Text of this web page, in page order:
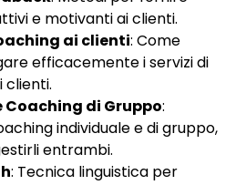
e motivanti ai clienti.
ai clienti: Come
efficacemente i servizi di
clienti.
Coaching di Gruppo:
individuale e di gruppo,
entrambi.
: Tecnica linguistica per